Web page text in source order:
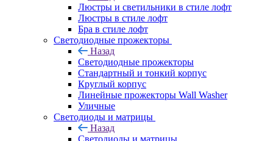
Люстры и светильники в стиле лофт
Люстры в стиле лофт
Бра в стиле лофт
Светодиодные прожекторы
Назад
Светодиодные прожекторы
Стандартный и тонкий корпус
Круглый корпус
Линейные прожекторы Wall Washer
Уличные
Светодиоды и матрицы
Назад
Светодиоды и матрицы